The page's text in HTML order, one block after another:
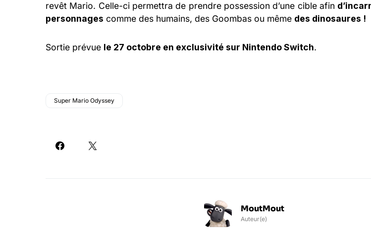
revêt Mario. Celle-ci permettra de prendre possession d’une cible afin
personnages comme des humains, des Goombas ou même des dinosaures !
Sortie prévue le 27 octobre en exclusivité sur Nintendo Switch.
Super Mario Odyssey
MoutMout
Auteur(e)